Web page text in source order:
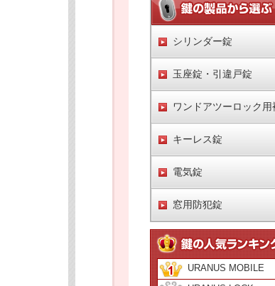
シリンダー錠
玉座錠・引違戸錠
ワンドアツーロック用
キーレス錠
電気錠
窓用防犯錠
URANUS MOBILE